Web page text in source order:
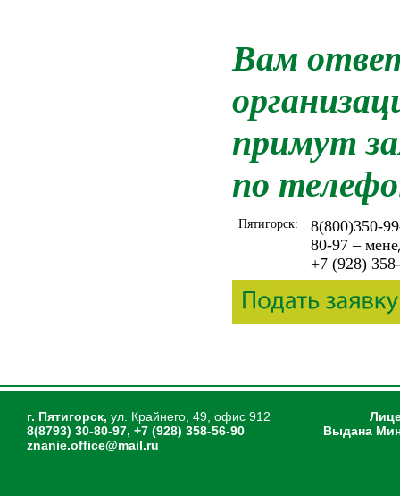
Вам
примут
по
Пятигорск:
8(800)350-
80-97 –
+7 (928)
г. Пятигорск, ул. Крайнего, 49, офис 912
8(8793) 30-80-97, +7 (928) 358-56-90
znanie.office@mail.ru
Выдана